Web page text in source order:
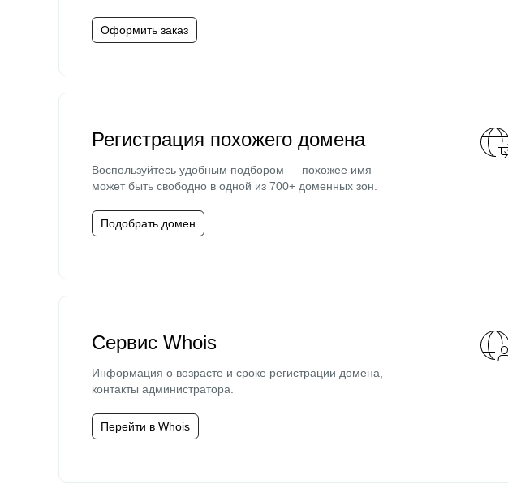
Оформить заказ
Регистрация похожего домена
Воспользуйтесь удобным подбором — похожее имя
может быть свободно в одной из 700+ доменных зон.
Подобрать домен
Сервис Whois
Информация о возрасте и сроке регистрации домена,
контакты администратора.
Перейти в Whois